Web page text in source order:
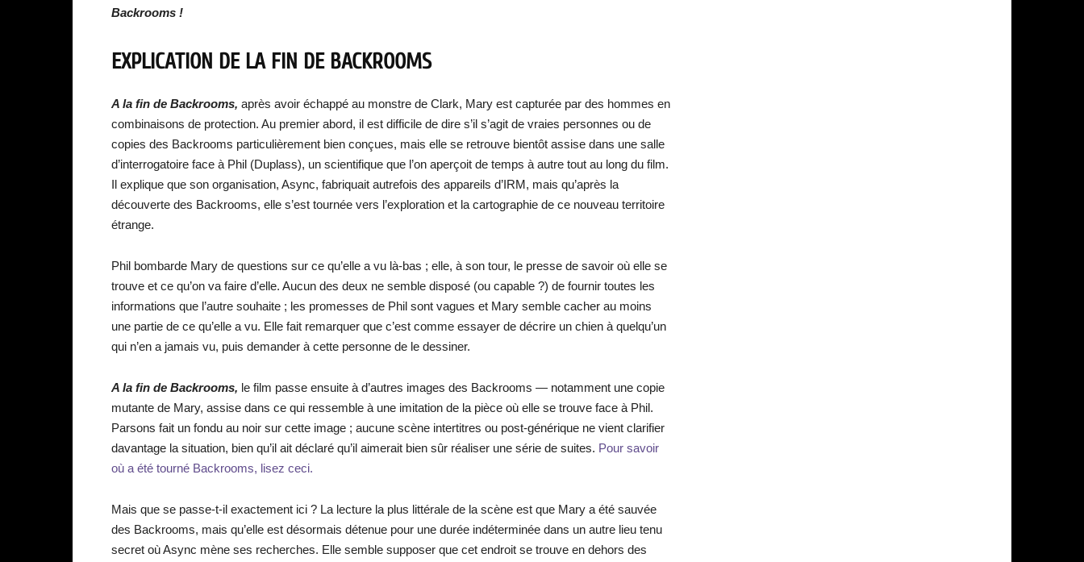
Backrooms !
EXPLICATION DE LA FIN DE BACKROOMS
A la fin de Backrooms, après avoir échappé au monstre de Clark, Mary est capturée par des hommes en
combinaisons de protection. Au premier abord, il est difficile de dire s’il s’agit de vraies personnes ou de
copies des Backrooms particulièrement bien conçues, mais elle se retrouve bientôt assise dans une salle
d’interrogatoire face à Phil (Duplass), un scientifique que l’on aperçoit de temps à autre tout au long du film.
Il explique que son organisation, Async, fabriquait autrefois des appareils d’IRM, mais qu’après la
découverte des Backrooms, elle s’est tournée vers l’exploration et la cartographie de ce nouveau territoire
étrange.
Phil bombarde Mary de questions sur ce qu’elle a vu là-bas ; elle, à son tour, le presse de savoir où elle se
trouve et ce qu’on va faire d’elle. Aucun des deux ne semble disposé (ou capable ?) de fournir toutes les
informations que l’autre souhaite ; les promesses de Phil sont vagues et Mary semble cacher au moins
une partie de ce qu’elle a vu. Elle fait remarquer que c’est comme essayer de décrire un chien à quelqu’un
qui n’en a jamais vu, puis demander à cette personne de le dessiner.
A la fin de Backrooms, le film passe ensuite à d’autres images des Backrooms — notamment une copie
mutante de Mary, assise dans ce qui ressemble à une imitation de la pièce où elle se trouve face à Phil.
Parsons fait un fondu au noir sur cette image ; aucune scène intertitres ou post-générique ne vient clarifier
davantage la situation, bien qu’il ait déclaré qu’il aimerait bien sûr réaliser une série de suites. Pour savoir
où a été tourné Backrooms, lisez ceci.
Mais que se passe-t-il exactement ici ? La lecture la plus littérale de la scène est que Mary a été sauvée
des Backrooms, mais qu’elle est désormais détenue pour une durée indéterminée dans un autre lieu tenu
secret où Async mène ses recherches. Elle semble supposer que cet endroit se trouve en dehors des